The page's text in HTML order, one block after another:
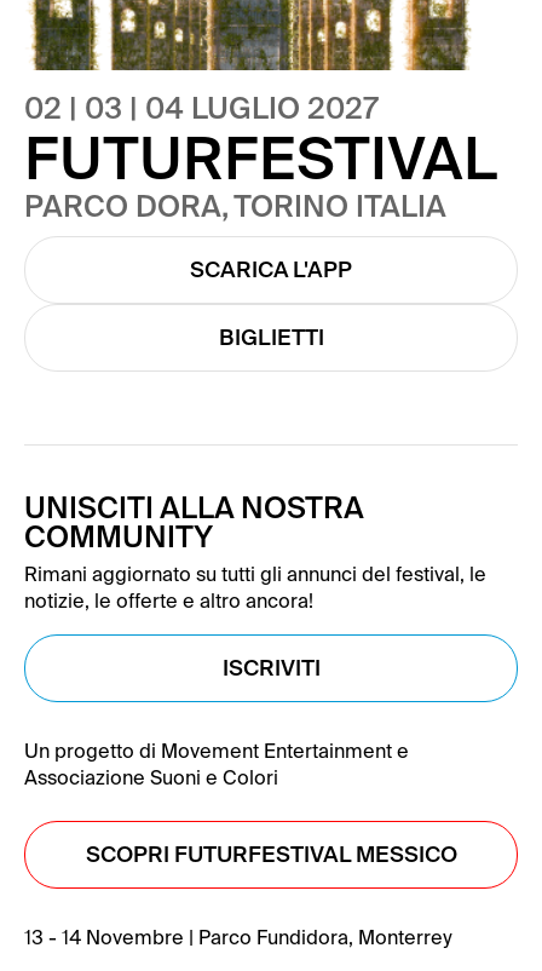
02 | 03 | 04 LUGLIO 2027
FUTURFESTIVAL
PARCO DORA, TORINO ITALIA
SCARICA L'APP
BIGLIETTI
UNISCITI ALLA NOSTRA
COMMUNITY
Rimani aggiornato su tutti gli annunci del festival, le
notizie, le offerte e altro ancora!
ISCRIVITI
Un progetto di Movement Entertainment e
Associazione Suoni e Colori
SCOPRI FUTURFESTIVAL MESSICO
13 - 14 Novembre | Parco Fundidora, Monterrey